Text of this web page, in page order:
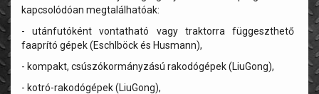
kapcsolódóan megtalálhatóak:
- utánfutóként vontatható vagy traktorra függeszthető
faaprító gépek (Eschlböck és Husmann),
- kompakt, csúszókormányzású rakodógépek (LiuGong),
- kotró-rakodógépek (LiuGong),